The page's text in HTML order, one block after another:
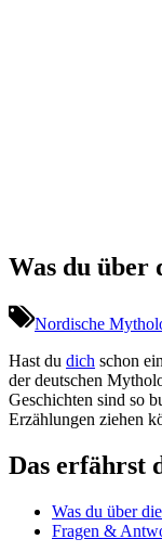
Was du über
Nordische
Hast du dich schon
der deutschen
Geschichten sind so
Erzählungen ziehen‍
Das ‌erfährst
Was du über
Fragen &​